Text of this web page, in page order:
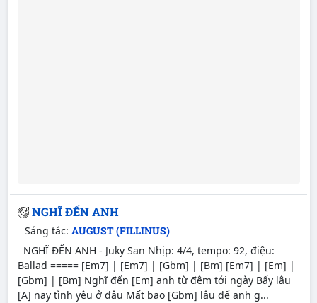
NGHĨ ĐẾN ANH
Sáng tác: AUGUST (FILLINUS)
NGHĨ ĐẾN ANH - Juky San Nhịp: 4/4, tempo: 92, điệu:
Ballad ===== [Em7] | [Em7] | [Gbm] | [Bm] [Em7] | [Em] |
[Gbm] | [Bm] Nghĩ đến [Em] anh từ đêm tới ngày Bấy lâu
[A] nay tình yêu ở đâu Mất bao [Gbm] lâu để anh g...